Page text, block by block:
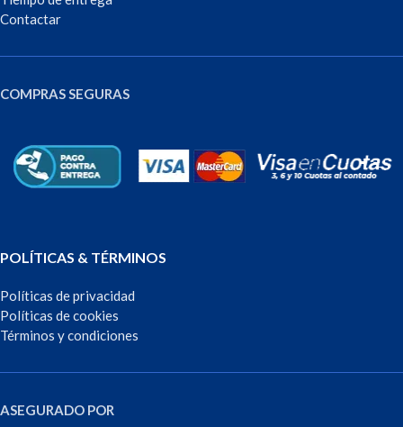
Contactar
COMPRAS SEGURAS
POLÍTICAS & TÉRMINOS
Políticas de privacidad
Políticas de cookies
Términos y condiciones
ASEGURADO POR